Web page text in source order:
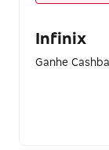
Infinix
Ganhe